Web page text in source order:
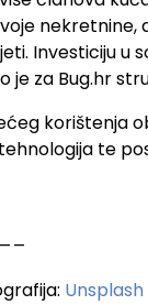
Investiciju u
je za Bug.hr
korištenja
te
Unsplash